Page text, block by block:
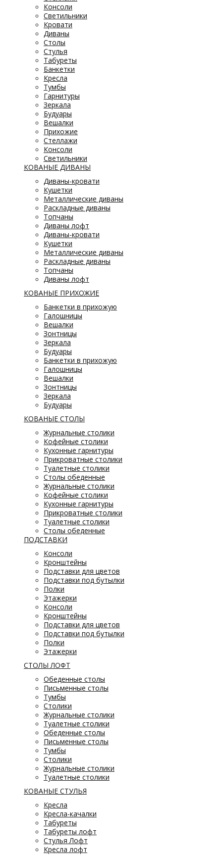
Консоли
Светильники
Кровати
Диваны
Столы
Стулья
Табуреты
Банкетки
Кресла
Тумбы
Гарнитуры
Зеркала
Будуары
Вешалки
Прихожие
Стеллажи
Консоли
Светильники
КОВАНЫЕ ДИВАНЫ
Диваны-кровати
Кушетки
Металлические диваны
Раскладные диваны
Топчаны
Диваны лофт
Диваны-кровати
Кушетки
Металлические диваны
Раскладные диваны
Топчаны
Диваны лофт
КОВАНЫЕ ПРИХОЖИЕ
Банкетки в прихожую
Галошницы
Вешалки
Зонтницы
Зеркала
Будуары
Банкетки в прихожую
Галошницы
Вешалки
Зонтницы
Зеркала
Будуары
КОВАНЫЕ СТОЛЫ
Журнальные столики
Кофейные столики
Кухонные гарнитуры
Прикроватные столики
Туалетные столики
Столы обеденные
Журнальные столики
Кофейные столики
Кухонные гарнитуры
Прикроватные столики
Туалетные столики
Столы обеденные
ПОДСТАВКИ
Консоли
Кронштейны
Подставки для цветов
Подставки под бутылки
Полки
Этажерки
Консоли
Кронштейны
Подставки для цветов
Подставки под бутылки
Полки
Этажерки
СТОЛЫ ЛОФТ
Обеденные столы
Письменные столы
Тумбы
Столики
Журнальные столики
Туалетные столики
Обеденные столы
Письменные столы
Тумбы
Столики
Журнальные столики
Туалетные столики
КОВАНЫЕ СТУЛЬЯ
Кресла
Кресла-качалки
Табуреты
Табуреты лофт
Стулья Лофт
Кресла лофт